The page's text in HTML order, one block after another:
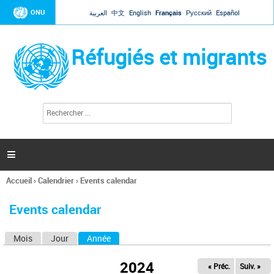
Jump to navigation
ONU العربية 中文 English Français Русский Español
Réfugiés et migrants
l
c
h
e

Vous
ici
Accueil›Calendrier› Events calendar
Events calendar
Mois Jour Année
2024 « Préc. Suiv. »